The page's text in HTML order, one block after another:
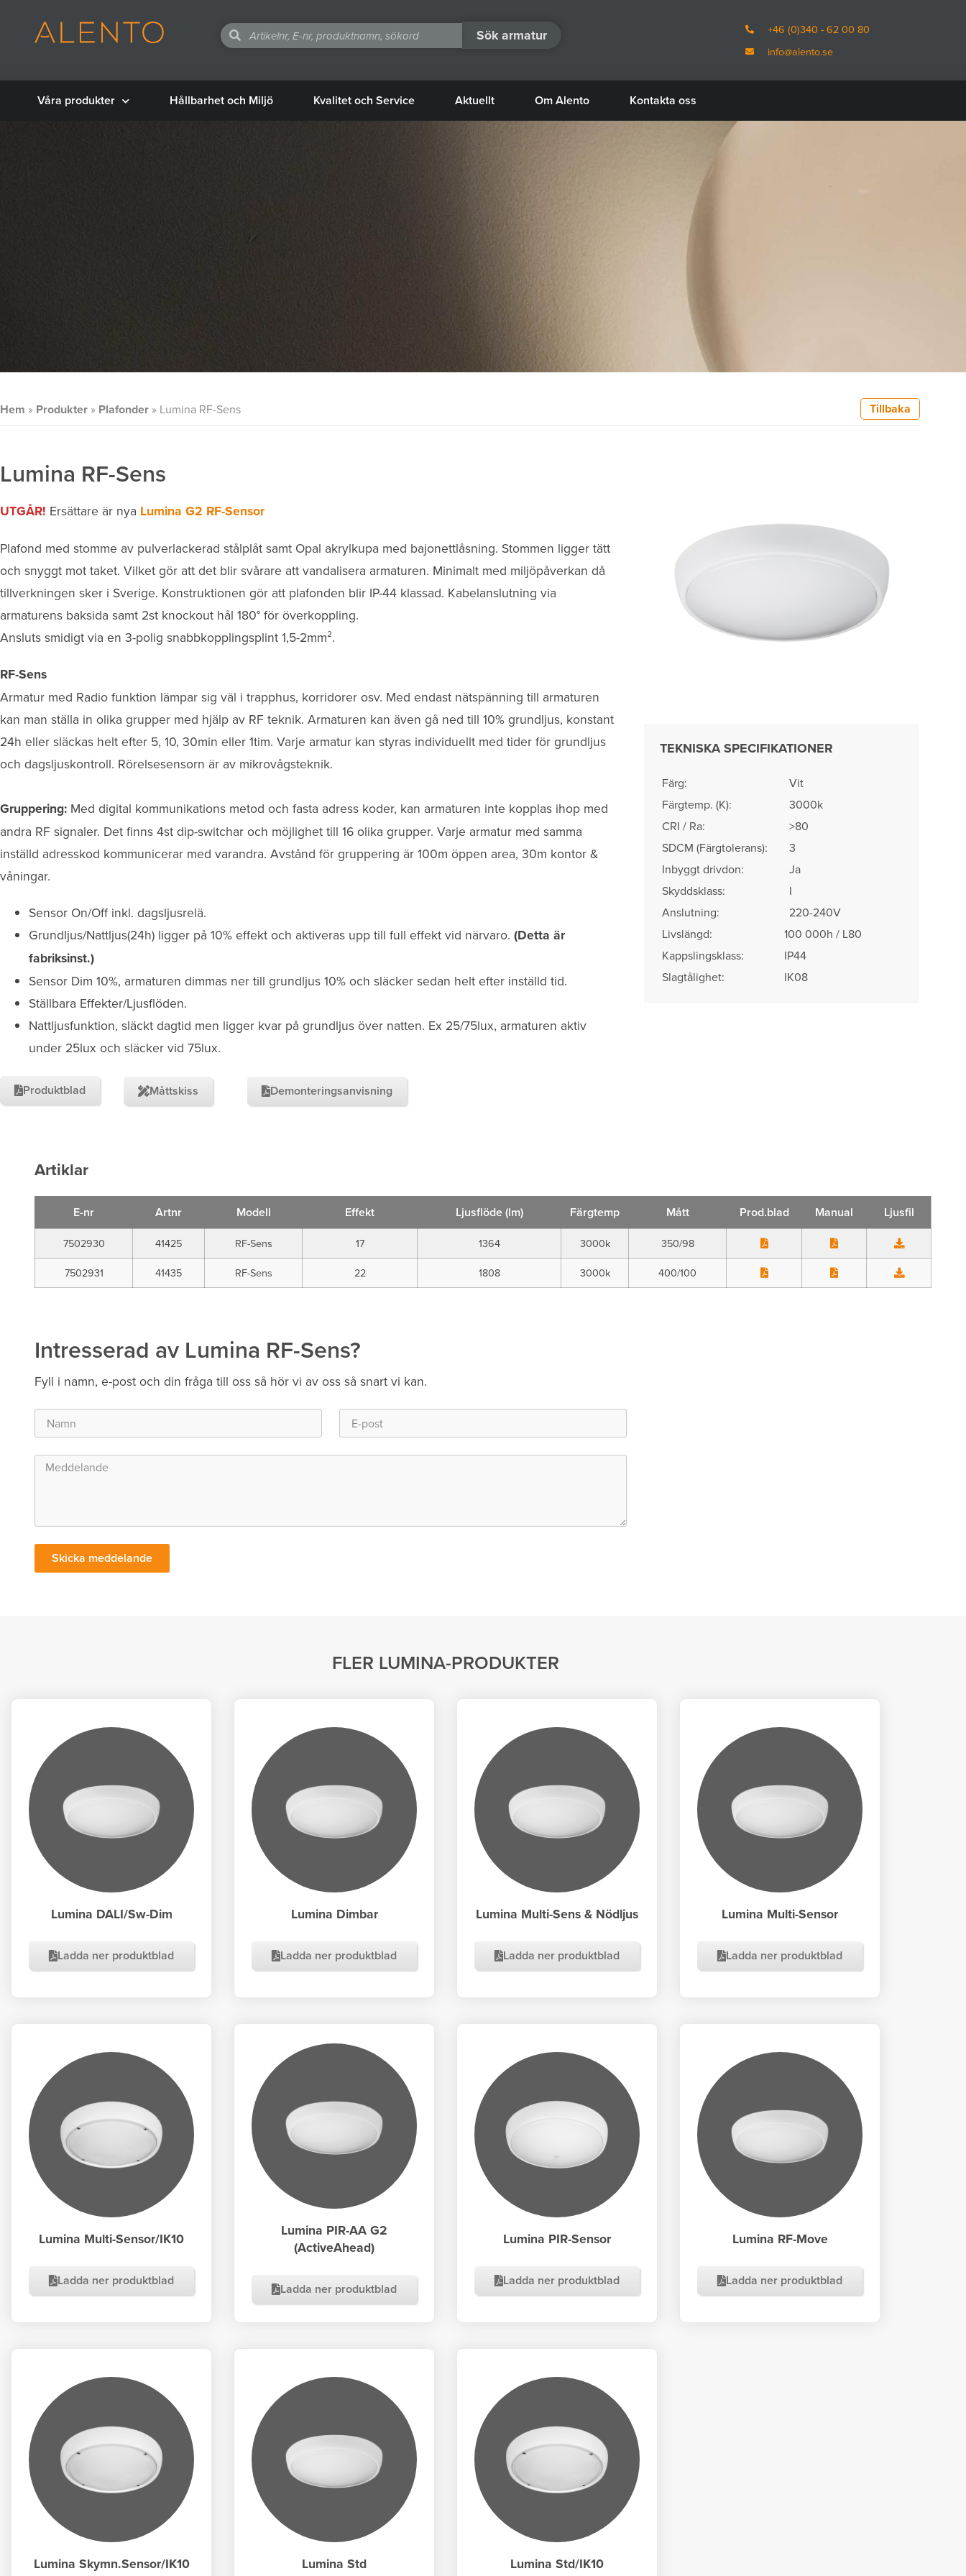
Sök armatur
+46 (0)340 - 62 00 80
info@alento.se
Våra produkter Hållbarhet och Miljö Kvalitet och Service Aktuellt Om Alento Kontakta oss
Hem » Produkter » Plafonder » Lumina RF-Sens Tillbaka
Lumina RF-Sens
UTGÅR! Ersättare är nya Lumina G2 RF-Sensor
Plafond med stomme av pulverlackerad stålplåt samt Opal akrylkupa med bajonettlåsning. Stommen ligger tätt
och snyggt mot taket. Vilket gör att det blir svårare att vandalisera armaturen. Minimalt med miljöpåverkan då
tillverkningen sker i Sverige. Konstruktionen gör att plafonden blir IP-44 klassad. Kabelanslutning via
armaturens baksida samt 2st knockout hål 180° för överkoppling.
Ansluts smidigt via en 3-polig snabbkopplingsplint 1,5-2mm­².
RF-Sens
Armatur med Radio funktion lämpar sig väl i trapphus, korridorer osv. Med endast nätspänning till armaturen
kan man ställa in olika grupper med hjälp av RF teknik. Armaturen kan även gå ned till 10% grundljus, konstant
24h eller släckas helt efter 5, 10, 30min eller 1tim. Varje armatur kan styras individuellt med tider för grundljus
och dagsljuskontroll. Rörelsesensorn är av mikrovågsteknik.
Gruppering: Med digital kommunikations metod och fasta adress koder, kan armaturen inte kopplas ihop med
andra RF signaler. Det finns 4st dip-switchar och möjlighet till 16 olika grupper. Varje armatur med samma
inställd adresskod kommunicerar med varandra. Avstånd för gruppering är 100m öppen area, 30m kontor &
våningar.
Sensor On/Off inkl. dagsljusrelä.
Grundljus/Nattljus(24h) ligger på 10% effekt och aktiveras upp till full effekt vid närvaro. (Detta är
fabriksinst.)
Sensor Dim 10%, armaturen dimmas ner till grundljus 10% och släcker sedan helt efter inställd tid.
Ställbara Effekter/Ljusflöden.
Nattljusfunktion, släckt dagtid men ligger kvar på grundljus över natten. Ex 25/75lux, armaturen aktiv
under 25lux och släcker vid 75lux.
Produktblad Måttskiss Demonteringsanvisning
TEKNISKA SPECIFIKATIONER
Färg:
Vit
Färgtemp. (K):
3000k
CRI / Ra:
>80
SDCM (Färgtolerans)​:
3
Inbyggt drivdon:
Ja
Skyddsklass:
I
Anslutning:
220-240V
Livslängd:
100 000h / L80
Kappslingsklass:
IP44
Slagtålighet:
IK08
Artiklar
E-nr Artnr Modell Effekt Ljusflöde (lm) Färgtemp Mått Prod.blad Manual Ljusfil
7502930 41425 RF-Sens 17 1364 3000k
350/98
7502931
41435 RF-Sens 22 1808 3000k 400/100
Intresserad av Lumina RF-Sens?
Fyll i namn, e-post och din fråga till oss så hör vi av oss så snart vi kan.
Skicka meddelande
FLER LUMINA-PRODUKTER
Lumina DALI/Sw-Dim
Ladda ner produktblad
Lumina Dimbar
Ladda ner produktblad
Lumina Multi-Sens & Nödljus
Ladda ner produktblad
Lumina Multi-Sensor
Ladda ner produktblad
Lumina Multi-Sensor/IK10
Ladda ner produktblad
Lumina PIR-AA G2
(ActiveAhead)
Ladda ner produktblad
Lumina PIR-Sensor
Ladda ner produktblad
Lumina RF-Move
Ladda ner produktblad
Lumina Skymn.Sensor/IK10 Lumina Std Lumina Std/IK10